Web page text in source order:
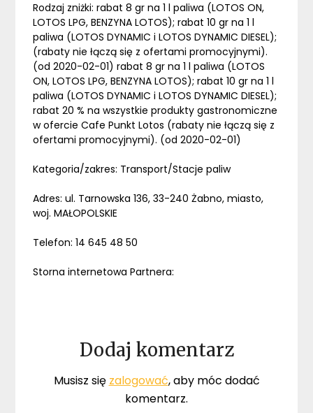
Rodzaj zniżki: rabat 8 gr na 1 l paliwa (LOTOS ON,
LOTOS LPG, BENZYNA LOTOS); rabat 10 gr na 1 l
paliwa (LOTOS DYNAMIC i LOTOS DYNAMIC DIESEL);
(rabaty nie łączą się z ofertami promocyjnymi).
(od 2020-02-01) rabat 8 gr na 1 l paliwa (LOTOS
ON, LOTOS LPG, BENZYNA LOTOS); rabat 10 gr na 1 l
paliwa (LOTOS DYNAMIC i LOTOS DYNAMIC DIESEL);
rabat 20 % na wszystkie produkty gastronomiczne
w ofercie Cafe Punkt Lotos (rabaty nie łączą się z
ofertami promocyjnymi). (od 2020-02-01)
Kategoria/zakres: Transport/Stacje paliw
Adres: ul. Tarnowska 136, 33-240 Żabno, miasto,
woj. MAŁOPOLSKIE
Telefon: 14 645 48 50
Storna internetowa Partnera:
Dodaj komentarz
Musisz się zalogować, aby móc dodać
komentarz.